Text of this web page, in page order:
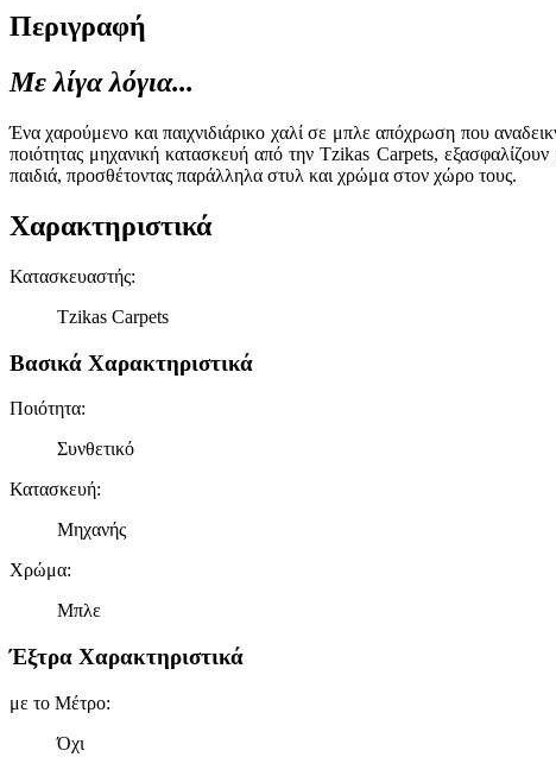
Περιγραφή
Με λίγα λόγια...
Ένα χαρούμενο και παιχνιδιάρικο χαλί σε μπλε απόχρωση που
ποιότητας μηχανική κατασκευή από την Tzikas Carpets, εξασφαλίζουν
παιδιά, προσθέτοντας παράλληλα στυλ και χρώμα στον χώρο τους.
Χαρακτηριστικά
Κατασκευαστής:
Tzikas Carpets
Βασικά Χαρακτηριστικά
Ποιότητα:
Συνθετικό
Κατασκευή:
Μηχανής
Χρώμα:
Μπλε
Έξτρα Χαρακτηριστικά
με το Μέτρο:
Όχι